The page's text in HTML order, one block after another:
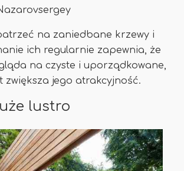
na zaniedbane krzewy i
ich regularnie zapewnia, że
na czyste i uporządkowane,
zwiększa jego atrakcyjność.
lustro